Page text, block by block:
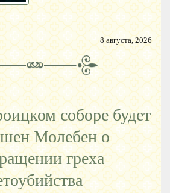
8 августа, 2026
соборе будет
Молебен о
греха